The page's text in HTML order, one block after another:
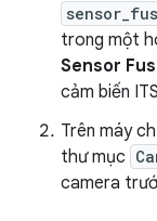
trong một
Sensor
cảm biến
Trên máy
thư mục
camera